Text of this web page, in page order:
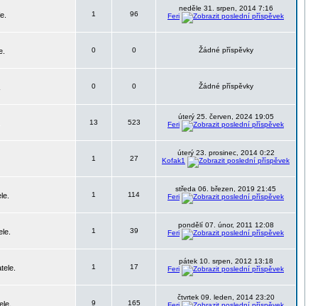
1 96
neděle 31. srpen, 2014 7:16
Feri
0 0 Žádné příspěvky
0 0 Žádné příspěvky
13 523
úterý 25. červen, 2024 19:05
Feri
1 27
úterý 23. prosinec, 2014 0:22
Kofak1
1 114
středa 06. březen, 2019 21:45
Feri
1 39
pondělí 07. únor, 2011 12:08
Feri
1 17
pátek 10. srpen, 2012 13:18
Feri
9 165
čtvrtek 09. leden, 2014 23:20